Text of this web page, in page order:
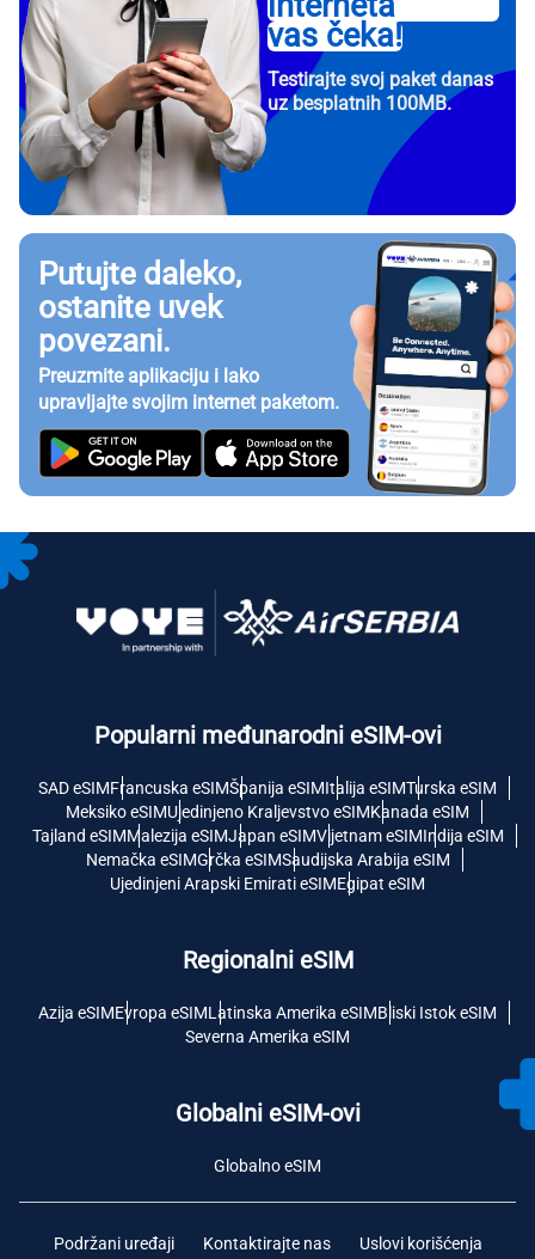
vas čeka!
Testirajte svoj paket danas
uz besplatnih 100MB.
Putujte daleko,
ostanite uvek
povezani.
Preuzmite aplikaciju i lako
upravljajte svojim internet paketom.
Popularni međunarodni eSIM-ovi
SAD eSIMFrancuska eSIMŠpanija eSIMItalija eSIMTurska eSIM
Meksiko eSIMUjedinjeno Kraljevstvo eSIMKanada eSIM
Tajland eSIMMalezija eSIMJapan eSIMVijetnam eSIMIndija eSIM
Nemačka eSIMGrčka eSIMSaudijska Arabija eSIM
Ujedinjeni Arapski Emirati eSIMEgipat eSIM
Regionalni eSIM
Azija eSIMEvropa eSIMLatinska Amerika eSIMBliski Istok eSIM
Severna Amerika eSIM
Globalni eSIM-ovi
Globalno eSIM
Podržani uređaji Kontaktirajte nas Uslovi korišćenja